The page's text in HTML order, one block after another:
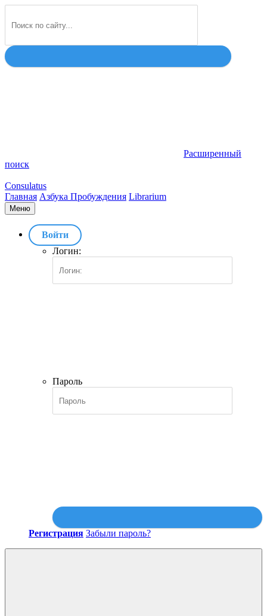
Расширенный
поиск
Consulatus
Главная Азбука Пробуждения Librarium
Меню
Войти
Логин:
Пароль
Регистрация Забыли пароль?